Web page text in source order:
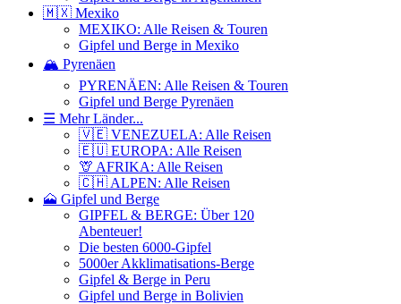
🇲🇽 Mexiko
MEXIKO: Alle Reisen & Touren
Gipfel und Berge in Mexiko
🏔️ Pyrenäen
PYRENÄEN: Alle Reisen & Touren
Gipfel und Berge Pyrenäen
☰ Mehr Länder...
🇻🇪 VENEZUELA: Alle Reisen
🇪🇺 EUROPA: Alle Reisen
🦒 AFRIKA: Alle Reisen
🇨🇭 ALPEN: Alle Reisen
🗻 Gipfel und Berge
GIPFEL & BERGE: Über 120
Abenteuer!
Die besten 6000-Gipfel
5000er Akklimatisations-Berge
Gipfel & Berge in Peru
Gipfel und Berge in Bolivien